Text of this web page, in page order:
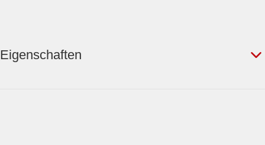
Eigenschaften